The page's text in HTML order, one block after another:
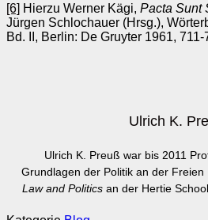
[6] Hierzu Werner Kägi, Pacta Sunt
Jürgen Schlochauer (Hrsg.),
Bd. II, Berlin: De Gruyter 1961, 711-
Ulrich K.
Ulrich K. Preuß war bis 2011
Grundlagen der Politik an der Freien
Law and Politicsan der Hertie